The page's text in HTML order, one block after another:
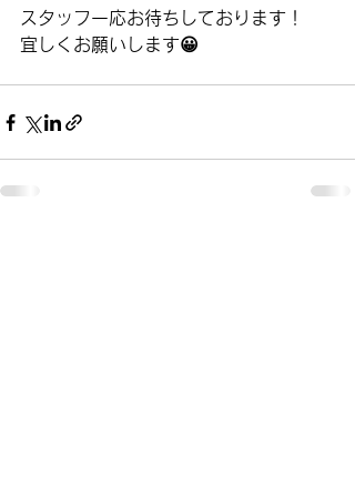
スタッフ一応お待ちしております！
宜しくお願いします😀